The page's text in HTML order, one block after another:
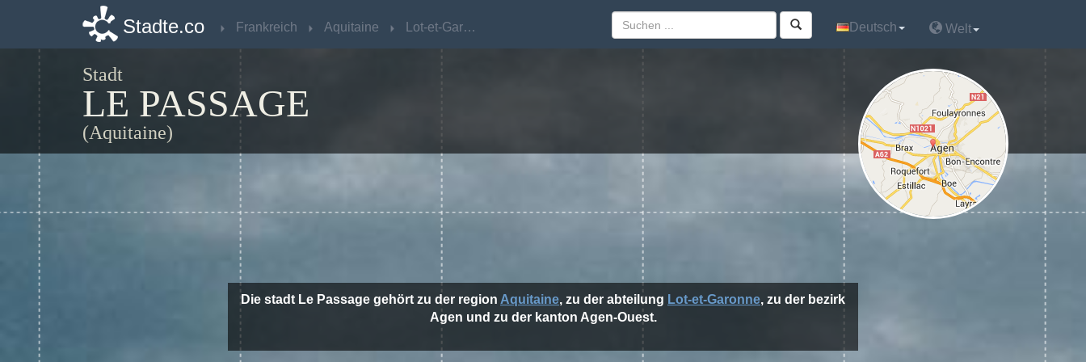
Stadte.co Frankreich Aquitaine Lot-et-Garonne Deutsch Welt
Stadt
LE PASSAGE
(Aquitaine)
Die stadt Le Passage gehört zu der region Aquitaine, zu der abteilung Lot-et-Garonne, zu der bezirk
Agen und zu der kanton Agen-Ouest.
Stadte.co Frankreich Aquitaine Lot-et-Garonne Deutsch Welt